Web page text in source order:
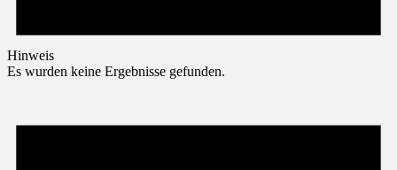
Hinweis
Es wurden keine Ergebnisse gefunden.